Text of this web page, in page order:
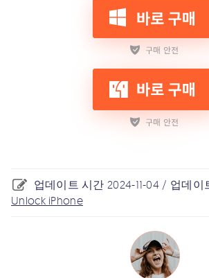
업데이트 시간 2024-11-04 / 업데이
Unlock iPhone